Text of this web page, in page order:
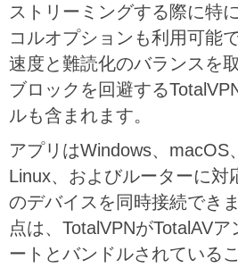
ストリーミングする際に特
コルオプションも利用可能
速度と難読化のバランスを
ブロックを回避する
ルも含まれます。
アプリはWindows、macOS
Linux、およびルーターに対
のデバイスを同時接続でき
点は、TotalVPNがTotalAV
ートとバンドルされている